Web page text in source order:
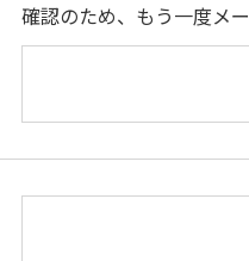
確認のため、もう一度メ